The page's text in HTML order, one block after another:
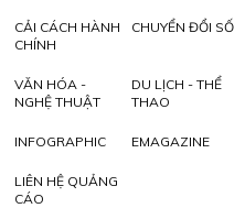
CẢI CÁCH HÀNH
CHÍNH
CHUYỂN ĐỔI SỐ
VĂN HÓA -
NGHỆ THUẬT
DU LỊCH - THỂ
THAO
INFOGRAPHIC EMAGAZINE
LIÊN HỆ QUẢNG
CÁO